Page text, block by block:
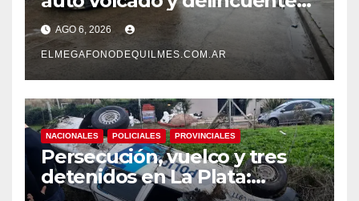
detenidos en San Francisco
Solano
AGO 6, 2026
ELMEGAFONODEQUILMES.COM.AR
NACIONALES POLICIALES PROVINCIALES
Persecución, vuelco y tres
detenidos en La Plata: